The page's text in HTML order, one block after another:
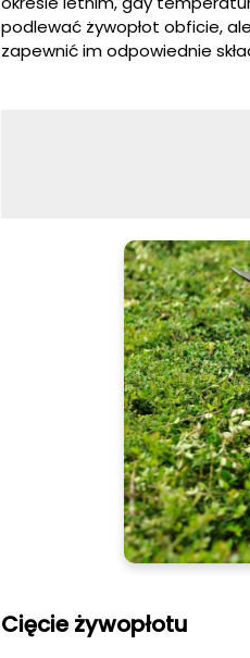
podlewać żywopłot obficie,
zapewnić im odpowiednie
Cięcie żywopłotu